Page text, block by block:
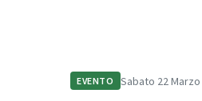
EVENTO Sabato 22 Marzo